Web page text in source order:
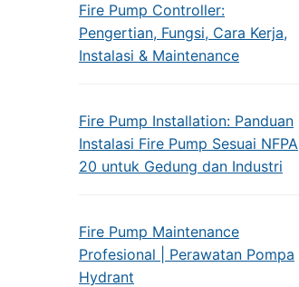
Fire Pump Controller:
Pengertian, Fungsi, Cara Kerja,
Instalasi & Maintenance
Fire Pump Installation: Panduan
Instalasi Fire Pump Sesuai NFPA
20 untuk Gedung dan Industri
Fire Pump Maintenance
Profesional | Perawatan Pompa
Hydrant